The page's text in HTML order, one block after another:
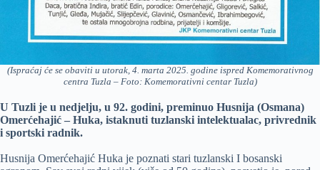
(Ispraćaj će se obaviti u utorak, 4. marta 2025. godine ispred Komemorativnog
centra Tuzla – Foto: Komemorativni centar Tuzla)
U Tuzli je u nedjelju, u 92. godini, preminuo Husnija (Osmana)
Omerćehajić – Huka, istaknuti tuzlanski intelektualac, privrednik
i sportski radnik.
Husnija Omerćehajić Huka je poznati stari tuzlanski I bosanski